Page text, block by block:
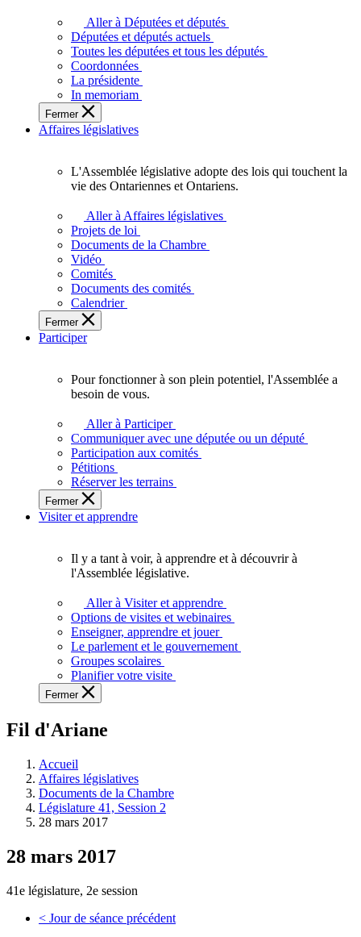
députés
vous
représentent
sein
de
l'Assemblée
législative
l'Ontario.
Aller à Députées et députés
Députées et députés actuels
Toutes les députées et tous les députés
Coordonnées
La présidente
In memoriam
Fermer
Affaires législatives
L'Assemblée
adopte
touchent
des
Ontariennes
et
L'Assemblée législative adopte des lois qui touchent la
vie des Ontariennes et Ontariens.
Aller à Affaires législatives
Projets de loi
Documents de la Chambre
Vidéo
Comités
Documents des comités
Calendrier
Fermer
Participer
plein
potentiel,
l'Assemblée
a
besoin
de
Pour fonctionner à son plein potentiel, l'Assemblée a
besoin de vous.
Aller à Participer
Communiquer avec une députée ou un député
Participation aux comités
Pétitions
Réserver les terrains
Fermer
Visiter et apprendre
voir,
apprendre
et
à
à
législative.
Il y a tant à voir, à apprendre et à découvrir à
l'Assemblée législative.
Aller à Visiter et apprendre
Options de visites et webinaires
Enseigner, apprendre et jouer
Le parlement et le gouvernement
Groupes scolaires
Planifier votre visite
Fermer
Fil d'Ariane
Accueil
Affaires législatives
Documents de la Chambre
Législature 41, Session 2
28 mars 2017
28 mars 2017
41e législature, 2e session
< Jour de séance précédent